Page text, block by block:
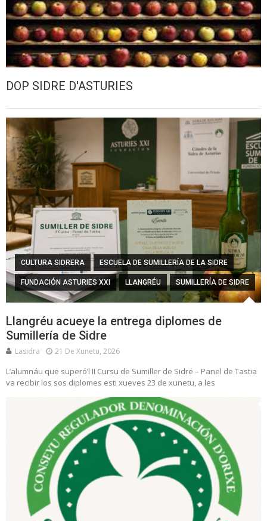
DOP SIDRE D'ASTURIES
CULTURA SIDRERA ESCUELA DE SUMILLERÍA DE LA SIDRE
FUNDACIÓN ASTURIES XXI LLANGRÉU SUMILLERÍA DE SIDRE
Llangréu acueye la entrega diplomes de
Sumillería de Sidre
Lasidra 21 De Xunetu, 2026
L’alumnáu que superó’l II Cursu de Sumiller de Sidre – Panel de Tastia
va recibir los sos diplomes esti xueves 23 de xunetu, a les